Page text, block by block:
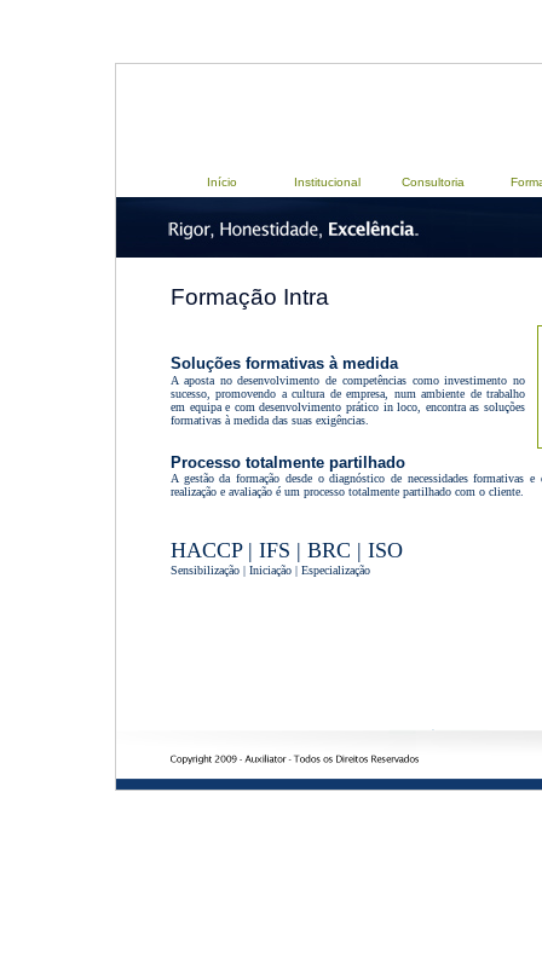
Início Institucional Consultoria
Formação Intra
Soluções formativas à medida
A aposta no desenvolvimento de competências como investimento no
sucesso, promovendo a cultura de empresa, num ambiente de trabalho
em equipa e com desenvolvimento prático in loco, encontra as soluções
formativas à medida das suas exigências.
Processo totalmente partilhado
A gestão da formação desde o diagnóstico de necessidades formativas e
realização e avaliação é um processo totalmente partilhado com o cliente.
HACCP | IFS | BRC | ISO
Sensibilização | Iniciação | Especialização